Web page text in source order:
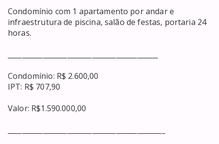
Condomínio com 1 apartamento por andar e
infraestrutura de piscina, salão de festas, portaria 24
horas.
Condomínio: R$ 2.600,00
IPT: R$ 707,90
Valor: R$1.590.000,00